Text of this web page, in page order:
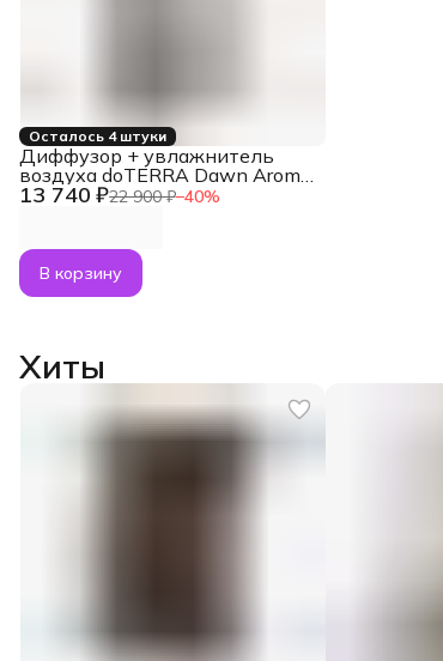
Осталось 4 штуки
13 740 ₽22 900 ₽−40%
Диффузор + увлажнитель
воздуха doTERRA Dawn Aroma
Humidifier для эфирных масел
В корзину
Хиты